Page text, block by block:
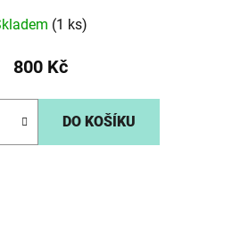
(1 ks)
800 Kč
DO KOŠÍKU